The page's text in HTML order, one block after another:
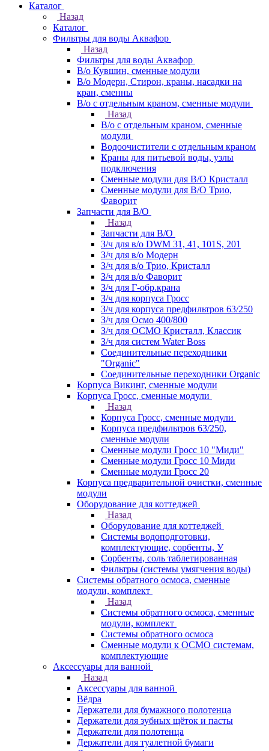
Каталог
Назад
Каталог
Фильтры для воды Аквафор
Назад
Фильтры для воды Аквафор
В/о Кувшин, сменные модули
В/о Модерн, Стирон, краны, насадки на
кран, сменны
В/о с отдельным краном, сменные модули
Назад
В/о с отдельным краном, сменные
модули
Водоочистители с отдельным краном
Краны для питьевой воды, узлы
подключения
Сменные модули для В/О Кристалл
Сменные модули для В/О Трио,
Фаворит
Запчасти для В/О
Назад
Запчасти для В/О
З/ч для в/о DWM 31, 41, 101S, 201
З/ч для в/о Модерн
З/ч для в/о Трио, Кристалл
З/ч для в/о Фаворит
З/ч для Г-обр.крана
З/ч для корпуса Гросс
З/ч для корпуса предфильтров 63/250
З/ч для Осмо 400/800
З/ч для ОСМО Кристалл, Классик
З/ч для систем Water Boss
Соединительные переходники
"Organic"
Соединительные переходники Organic
Корпуса Викинг, сменные модули
Корпуса Гросс, сменные модули
Назад
Корпуса Гросс, сменные модули
Корпуса предфильтров 63/250,
сменные модули
Сменные модули Гросс 10 "Миди"
Сменные модули Гросс 10 Миди
Сменные модули Гросс 20
Корпуса предварительной очистки, сменные
модули
Оборудование для коттеджей
Назад
Оборудование для коттеджей
Системы водоподготовки,
комплектующие, сорбенты, У
Сорбенты, соль таблетированная
Фильтры (системы умягчения воды)
Системы обратного осмоса, сменные
модули, комплект
Назад
Системы обратного осмоса, сменные
модули, комплект
Системы обратного осмоса
Сменные модули к ОСМО системам,
комплектующие
Аксессуары для ванной
Назад
Аксессуары для ванной
Вёдра
Держатели для бумажного полотенца
Держатели для зубных щёток и пасты
Держатели для полотенца
Держатели для туалетной бумаги